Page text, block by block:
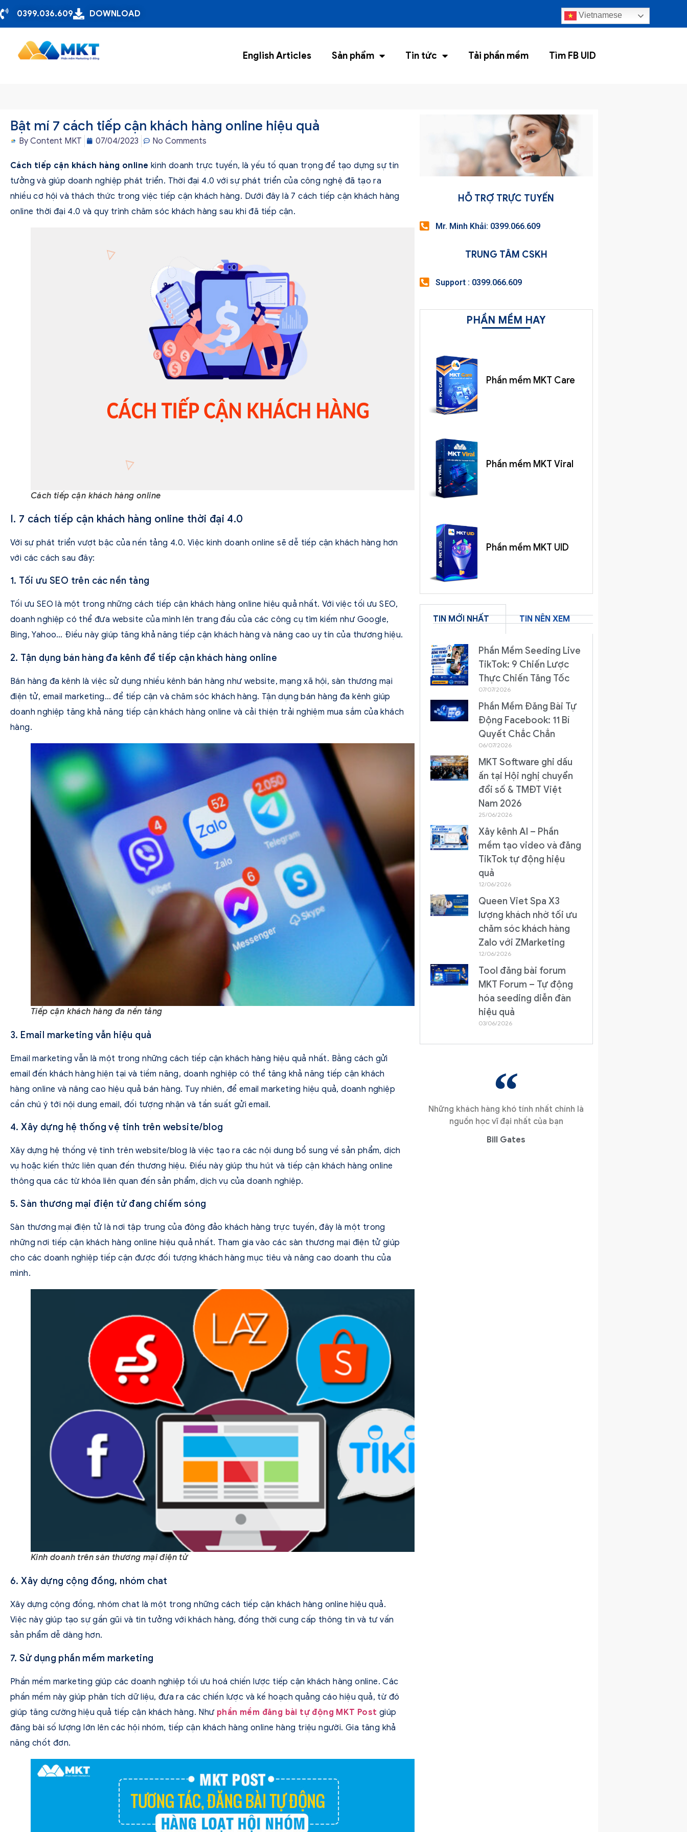
0399.036.609 DOWNLOAD Vietnamese
English Articles Sản phẩm Tin tức Tải phần mềm Tìm FB UID
Bật mí 7 cách tiếp cận khách hàng online hiệu quả
By Content MKT 07/04/2023 No Comments
Cách tiếp cận khách hàng online kinh doanh trực tuyến, là yếu tố quan trọng để tạo dựng sự tin
tưởng và giúp doanh nghiệp phát triển. Thời đại 4.0 với sự phát triển của công nghệ đã tạo ra
nhiều cơ hội và thách thức trong việc tiếp cận khách hàng. Dưới đây là 7 cách tiếp cận khách hàng
online thời đại 4.0 và quy trình chăm sóc khách hàng sau khi đã tiếp cận.
Cách tiếp cận khách hàng online
I. 7 cách tiếp cận khách hàng online thời đại 4.0
Với sự phát triển vượt bậc của nền tảng 4.0. Việc kinh doanh online sẽ dễ tiếp cận khách hàng hơn
với các cách sau đây:
1. Tối ưu SEO trên các nền tảng
Tối ưu SEO là một trong những cách tiếp cận khách hàng online hiệu quả nhất. Với việc tối ưu SEO,
doanh nghiệp có thể đưa website của mình lên trang đầu của các công cụ tìm kiếm như Google,
Bing, Yahoo… Điều này giúp tăng khả năng tiếp cận khách hàng và nâng cao uy tín của thương hiệu.
2. Tận dụng bán hàng đa kênh để tiếp cận khách hàng online
Bán hàng đa kênh là việc sử dụng nhiều kênh bán hàng như website, mạng xã hội, sàn thương mại
điện tử, email marketing… để tiếp cận và chăm sóc khách hàng. Tận dụng bán hàng đa kênh giúp
doanh nghiệp tăng khả năng tiếp cận khách hàng online và cải thiện trải nghiệm mua sắm của khách
hàng.
Tiếp cận khách hàng đa nền tảng
3. Email marketing vẫn hiệu quả
Email marketing vẫn là một trong những cách tiếp cận khách hàng hiệu quả nhất. Bằng cách gửi
email đến khách hàng hiện tại và tiềm năng, doanh nghiệp có thể tăng khả năng tiếp cận khách
hàng online và nâng cao hiệu quả bán hàng. Tuy nhiên, để email marketing hiệu quả, doanh nghiệp
cần chú ý tới nội dung email, đối tượng nhận và tần suất gửi email.
4. Xây dựng hệ thống vệ tinh trên website/blog
Xây dựng hệ thống vệ tinh trên website/blog là việc tạo ra các nội dung bổ sung về sản phẩm, dịch
vụ hoặc kiến thức liên quan đến thương hiệu. Điều này giúp thu hút và tiếp cận khách hàng online
thông qua các từ khóa liên quan đến sản phẩm, dịch vụ của doanh nghiệp.
5. Sàn thương mại điện tử đang chiếm sóng
Sàn thương mại điện tử là nơi tập trung của đông đảo khách hàng trực tuyến, đây là một trong
những nơi tiếp cận khách hàng online hiệu quả nhất. Tham gia vào các sàn thương mại điện tử giúp
cho các doanh nghiệp tiếp cận được đối tượng khách hàng mục tiêu và nâng cao doanh thu của
mình.
Kinh doanh trên sàn thương mại điện tử
6. Xây dựng cộng đồng, nhóm chat
Xây dựng cộng đồng, nhóm chat là một trong những cách tiếp cận khách hàng online hiệu quả.
Việc này giúp tạo sự gần gũi và tin tưởng với khách hàng, đồng thời cung cấp thông tin và tư vấn
sản phẩm dễ dàng hơn.
7. Sử dụng phần mềm marketing
Phần mềm marketing giúp các doanh nghiệp tối ưu hoá chiến lược tiếp cận khách hàng online. Các
phần mềm này giúp phân tích dữ liệu, đưa ra các chiến lược và kế hoạch quảng cáo hiệu quả, từ đó
giúp tăng cường hiệu quả tiếp cận khách hàng. Như phần mềm đăng bài tự động MKT Post giúp
đăng bài số lượng lớn lên các hội nhóm, tiếp cận khách hàng online hàng triệu người. Gia tăng khả
năng chốt đơn.
HỖ TRỢ TRỰC TUYẾN
Mr. Minh Khải: 0399.066.609
TRUNG TÂM CSKH
Support : 0399.066.609
PHẦN MỀM HAY
Phần mềm MKT Care
Phần mềm MKT Viral
Phần mềm MKT UID
TIN MỚI NHẤT TIN NÊN XEM
Phần Mềm Seeding Live
TikTok: 9 Chiến Lược
Thực Chiến Tăng Tốc
07/07/2026
Phần Mềm Đăng Bài Tự
Động Facebook: 11 Bí
Quyết Chắc Chắn
06/07/2026
MKT Software ghi dấu
ấn tại Hội nghị chuyển
đổi số & TMĐT Việt
Nam 2026
25/06/2026
Xây kênh AI – Phần
mềm tạo video và đăng
TikTok tự động hiệu
quả
12/06/2026
Queen Viet Spa X3
lượng khách nhờ tối ưu
chăm sóc khách hàng
Zalo với ZMarketing
12/06/2026
Tool đăng bài forum
MKT Forum – Tự động
hóa seeding diễn đàn
hiệu quả
03/06/2026
Những khách hàng khó tính nhất chính là
nguồn học vĩ đại nhất của bạn
Bill Gates